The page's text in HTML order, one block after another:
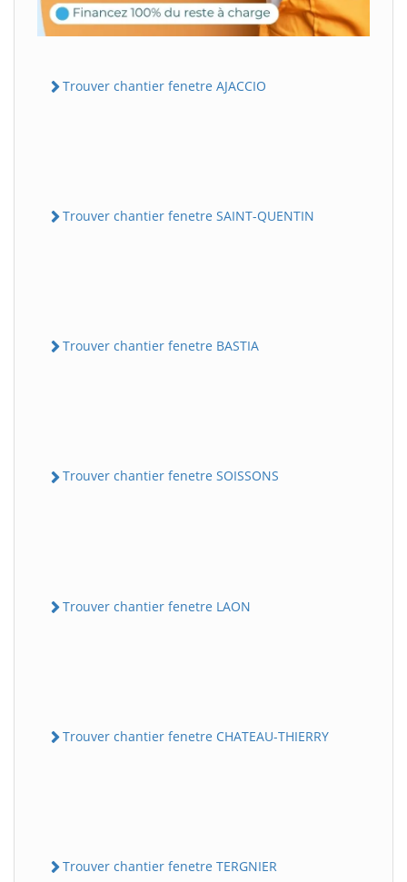
Trouver chantier fenetre AJACCIO
Trouver chantier fenetre SAINT-QUENTIN
Trouver chantier fenetre BASTIA
Trouver chantier fenetre SOISSONS
Trouver chantier fenetre LAON
Trouver chantier fenetre CHATEAU-THIERRY
Trouver chantier fenetre TERGNIER